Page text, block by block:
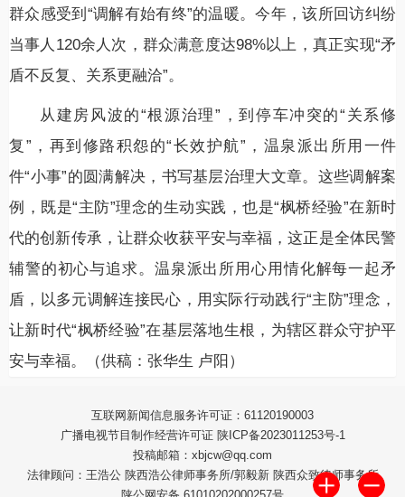
群众感受到“调解有始有终”的温暖。今年，该所回访纠纷
当事人120余人次，群众满意度达98%以上，真正实现“矛
盾不反复、关系更融洽”。
从建房风波的“根源治理”，到停车冲突的“关系修
复”，再到修路积怨的“长效护航”，温泉派出所用一件
件“小事”的圆满解决，书写基层治理大文章。这些调解案
例，既是“主防”理念的生动实践，也是“枫桥经验”在新时
代的创新传承，让群众收获平安与幸福，这正是全体民警
辅警的初心与追求。温泉派出所用心用情化解每一起矛
盾，以多元调解连接民心，用实际行动践行“主防”理念，
让新时代“枫桥经验”在基层落地生根，为辖区群众守护平
安与幸福。（供稿：张华生 卢阳）
互联网新闻信息服务许可证：61120190003
广播电视节目制作经营许可证 陕ICP备2023011253号-1
投稿邮箱：xbjcw@qq.com
法律顾问：王浩公 陕西浩公律师事务所/郭毅新 陕西众致律师事务所